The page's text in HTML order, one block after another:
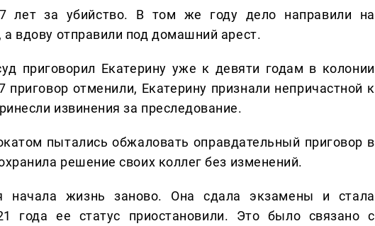
лет за убийство. В том же году дело направили на
вдову отправили под домашний арест.
приговорил Екатерину уже к девяти годам в колонии
отменили, Екатерину признали непричастной к
извинения за преследование.
пытались обжаловать оправдательный приговор в
решение своих коллег без изменений.
начала жизнь заново. Она сдала экзамены и стала
года ее статус приостановили. Это было связано с